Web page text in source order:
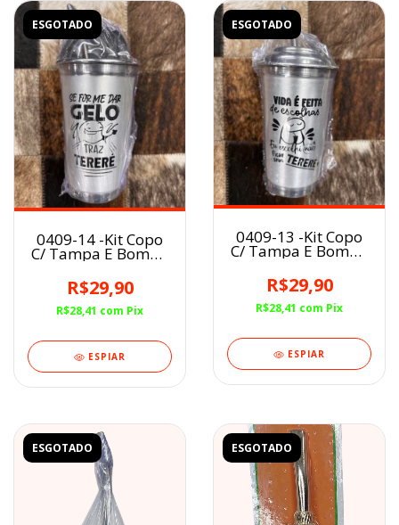
ESGOTADO
0409-14 -Kit Copo
C/ Tampa E Bomba
Em Aluminio 350ml
R$29,90
R$28,41 com Pix
ESPIAR
ESGOTADO
0409-13 -Kit Copo
C/ Tampa E Bomba
Em Aluminio 350ml
R$29,90
R$28,41 com Pix
ESPIAR
ESGOTADO ESGOTADO